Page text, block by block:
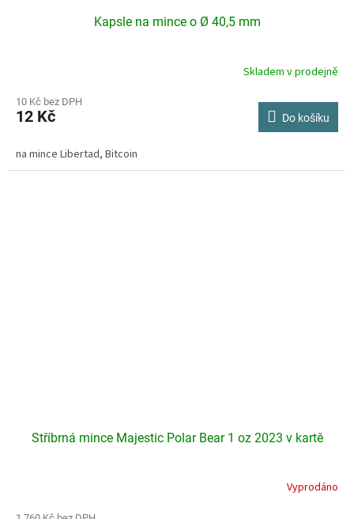
Kapsle na mince o Ø 40,5 mm
Skladem v prodejně
10 Kč bez DPH
12 Kč Do košíku
na mince Libertad, Bitcoin
Stříbrná mince Majestic Polar Bear 1 oz 2023 v kartě
Vyprodáno